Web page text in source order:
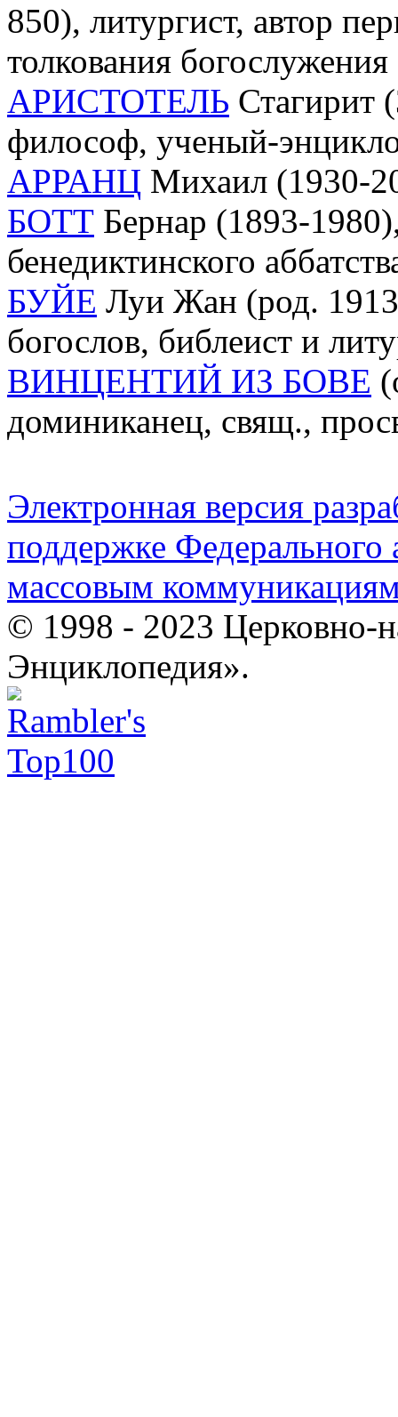
850), литургист, автор
толкования богослужения
АРИСТОТЕЛЬ Стагирит
философ, ученый-
АРРАНЦ Михаил (1930-
БОТТ Бернар (1893-
бенедиктинского
БУЙЕ Луи Жан (род.
богослов, библеист и
ВИНЦЕНТИЙ ИЗ БОВЕ
доминиканец, свящ.,
Электронная версия
поддержке Федерального
массовым
© 1998 - 2023 Церковно-
Энциклопедия».